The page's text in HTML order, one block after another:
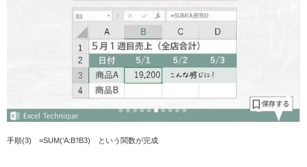
手順(3) =SUM(‘A:B’!B3) という関数が完成